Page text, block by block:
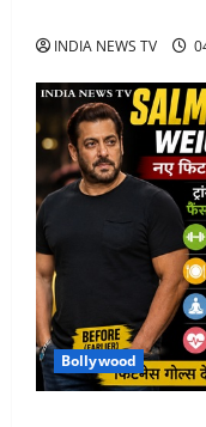
INDIA NEWS TV
Bollywood